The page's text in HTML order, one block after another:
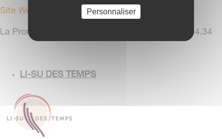
Site Web JERREL
La Promenade, 49360 La Plaine - Tél. 02.41.55.54.34
LI-SU DES TEMPS
Personnaliser